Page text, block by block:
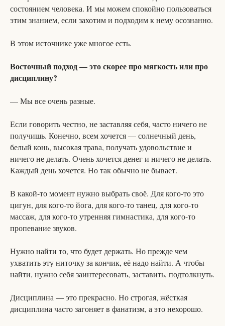
состоянием человека. И мы можем спокойно пользоваться
этим знанием, если захотим и подходим к нему осознанно.
В этом источнике уже многое есть.
Восточный подход — это скорее про мягкость или про
дисциплину?
— Мы все очень разные.
Если говорить честно, не заставляя себя, часто ничего не
получишь. Конечно, всем хочется — солнечный день,
белый конь, высокая трава, получать удовольствие и
ничего не делать. Очень хочется денег и ничего не делать.
Каждый день хочется. Но так обычно не бывает.
В какой-то момент нужно выбрать своё. Для кого-то это
цигун, для кого-то йога, для кого-то танец, для кого-то
массаж, для кого-то утренняя гимнастика, для кого-то
пропевание звуков.
Нужно найти то, что будет держать. Но прежде чем
ухватить эту ниточку за кончик, её надо найти. А чтобы
найти, нужно себя заинтересовать, заставить, подтолкнуть.
Дисциплина — это прекрасно. Но строгая, жёсткая
дисциплина часто загоняет в фанатизм, а это нехорошо.